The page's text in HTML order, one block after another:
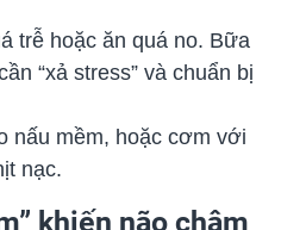
trễ hoặc ăn quá no. Bữa
“xả stress” và chuẩn bị
nấu mềm, hoặc cơm với
nạc.
khiến não chậm